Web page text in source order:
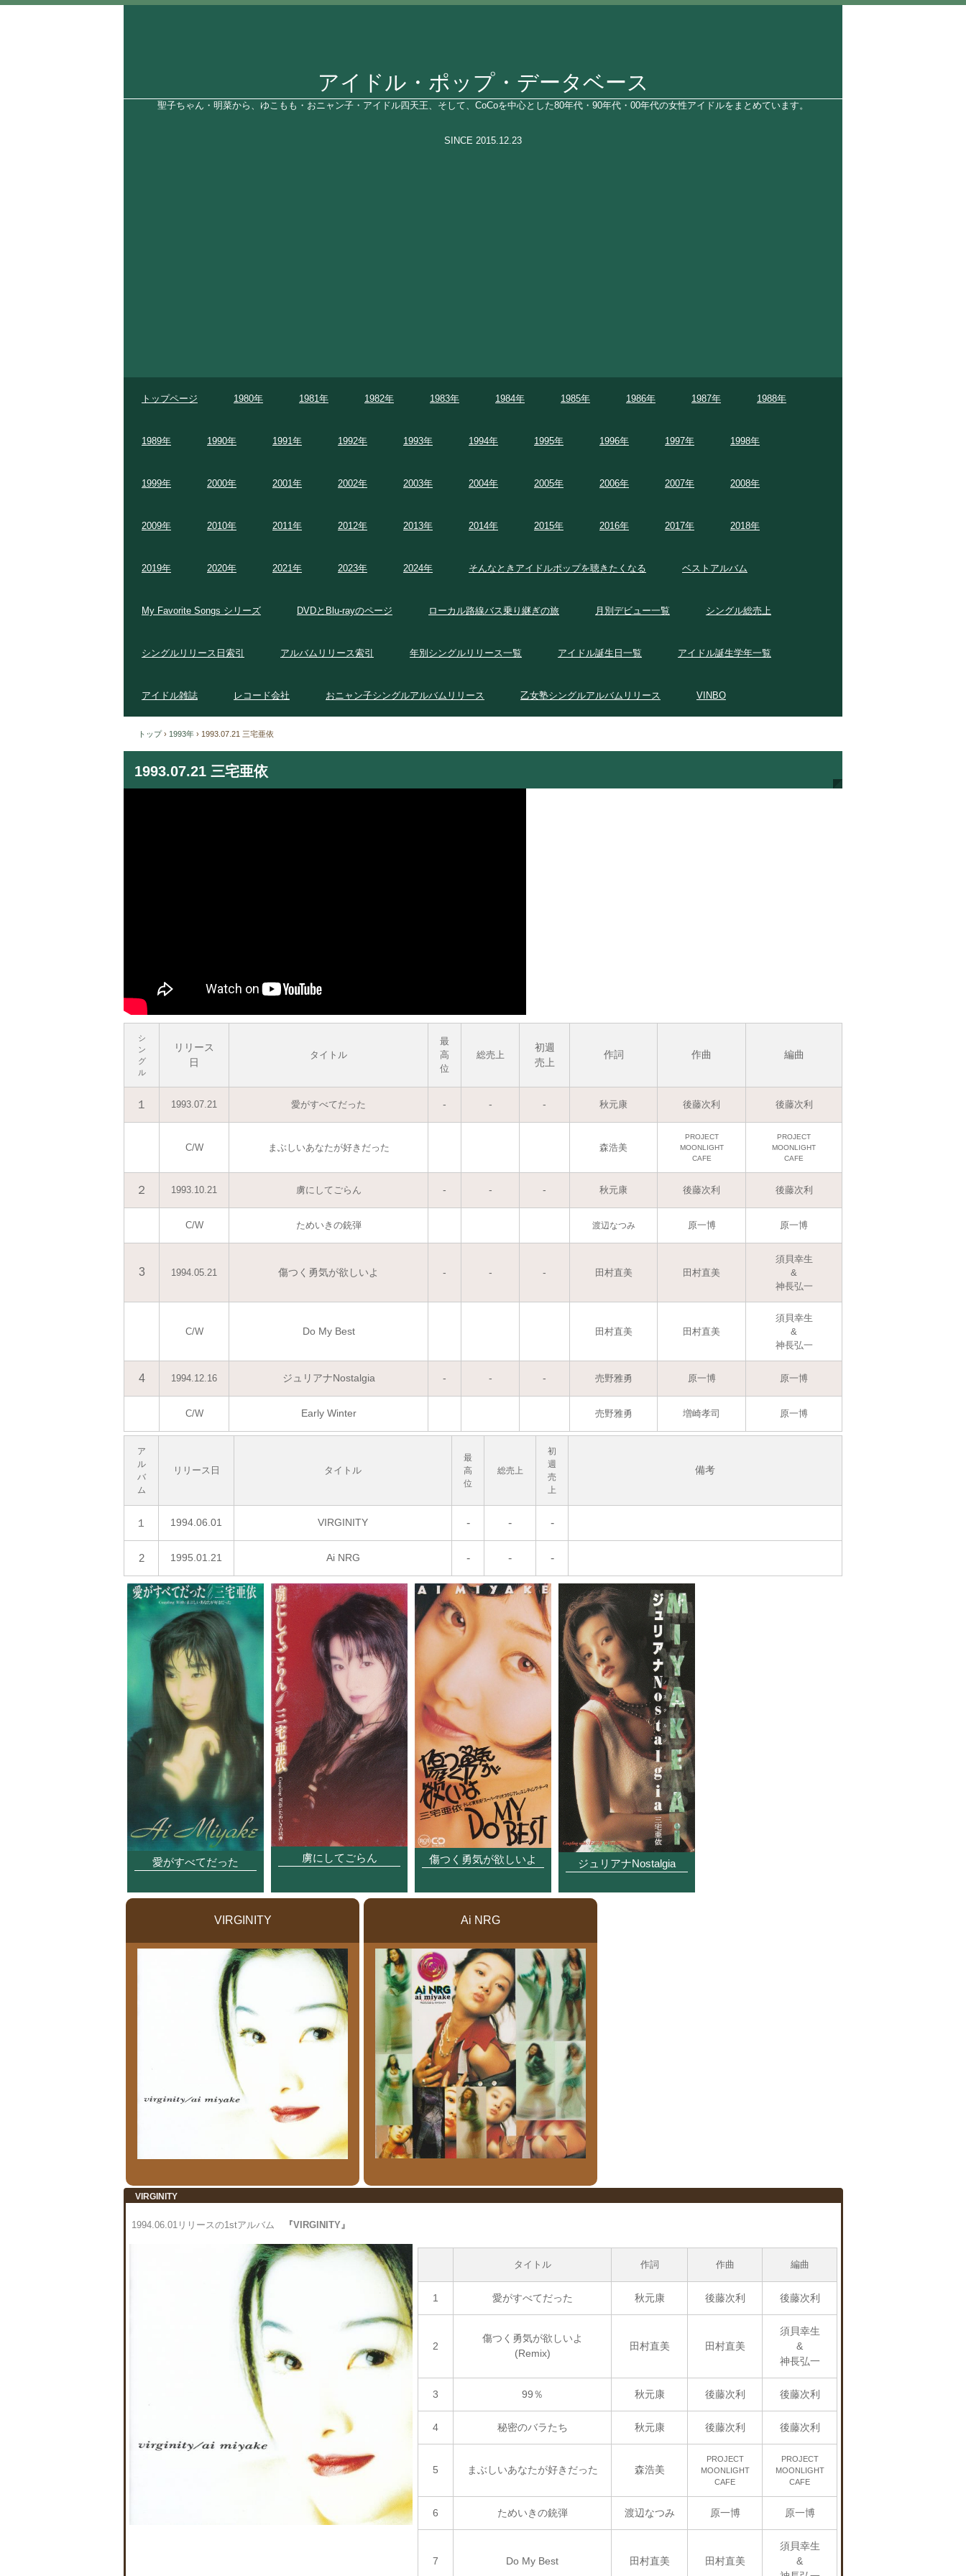
アイドル・ポップ・データベース
聖子ちゃん・明菜から、ゆこもも・おニャン子・アイドル四天王、そして、CoCoを中心とした80年代・90年代・00年代の女性アイドルをまとめています。
SINCE 2015.12.23
トップページ 1980年 1981年 1982年 1983年 1984年 1985年 1986年 1987年 1988年
1989年 1990年 1991年 1992年 1993年 1994年 1995年 1996年 1997年 1998年
1999年 2000年 2001年 2002年 2003年 2004年 2005年 2006年 2007年 2008年
2009年 2010年 2011年 2012年 2013年 2014年 2015年 2016年 2017年 2018年
2019年 2020年 2021年 2023年 2024年 そんなときアイドルポップを聴きたくなる ベストアルバム
My Favorite Songs シリーズ DVDとBlu-rayのページ ローカル路線バス乗り継ぎの旅 月別デビュー一覧 シングル総売上
シングルリリース日索引 アルバムリリース索引 年別シングルリリース一覧 アイドル誕生日一覧 アイドル誕生学年一覧
アイドル雑誌 レコード会社 おニャン子シングルアルバムリリース 乙女塾シングルアルバムリリース VINBO
トップ › 1993年 › 1993.07.21 三宅亜依
1993.07.21 三宅亜依
シ
ン
グ
ル
リリース
日
タイトル
最
高
位
総売上
初週
売上
作詞 作曲 編曲
１ 1993.07.21 愛がすべてだった - - - 秋元康 後藤次利 後藤次利
C/W まぶしいあなたが好きだった 森浩美
PROJECT
MOONLIGHT
CAFE
PROJECT
MOONLIGHT
CAFE
２ 1993.10.21 虜にしてごらん - - - 秋元康 後藤次利 後藤次利
C/W ためいきの銃弾 渡辺なつみ 原一博 原一博
3 1994.05.21 傷つく勇気が欲しいよ - - - 田村直美 田村直美
須貝幸生
&
神長弘一
C/W Do My Best 田村直美 田村直美
須貝幸生
&
神長弘一
4 1994.12.16 ジュリアナNostalgia - - - 売野雅勇 原一博 原一博
C/W Early Winter 売野雅勇 増崎孝司 原一博
ア
ル
バ
ム
リリース日 タイトル
最
高
位
総売上
初
週
売
上
備考
１ 1994.06.01 VIRGINITY - - -
2 1995.01.21 Ai NRG - - -
愛がすべてだった 虜にしてごらん 傷つく勇気が欲しいよ ジュリアナNostalgia
VIRGINITY Ai NRG
VIRGINITY
1994.06.01リリースの1stアルバム 『VIRGINITY』
タイトル 作詞 作曲 編曲
1 愛がすべてだった 秋元康 後藤次利 後藤次利
2
傷つく勇気が欲しいよ
(Remix)
田村直美 田村直美
須貝幸生
&
神長弘一
3 99％ 秋元康 後藤次利 後藤次利
4 秘密のバラたち 秋元康 後藤次利 後藤次利
5 まぶしいあなたが好きだった 森浩美
PROJECT
MOONLIGHT
CAFE
PROJECT
MOONLIGHT
CAFE
6 ためいきの銃弾 渡辺なつみ 原一博 原一博
7 Do My Best 田村直美 田村直美
須貝幸生
&